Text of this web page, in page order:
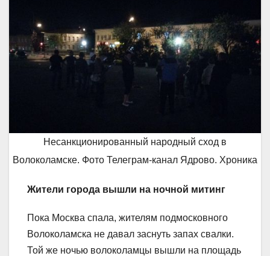
Несанкционированный народный сход в
Волоколамске. Фото Телеграм-канал Ядрово. Хроника
Жители города вышли на ночной митинг
Пока Москва спала, жителям подмосковного
Волоколамска не давал заснуть запах свалки.
Той же ночью волоколамцы вышли на площадь